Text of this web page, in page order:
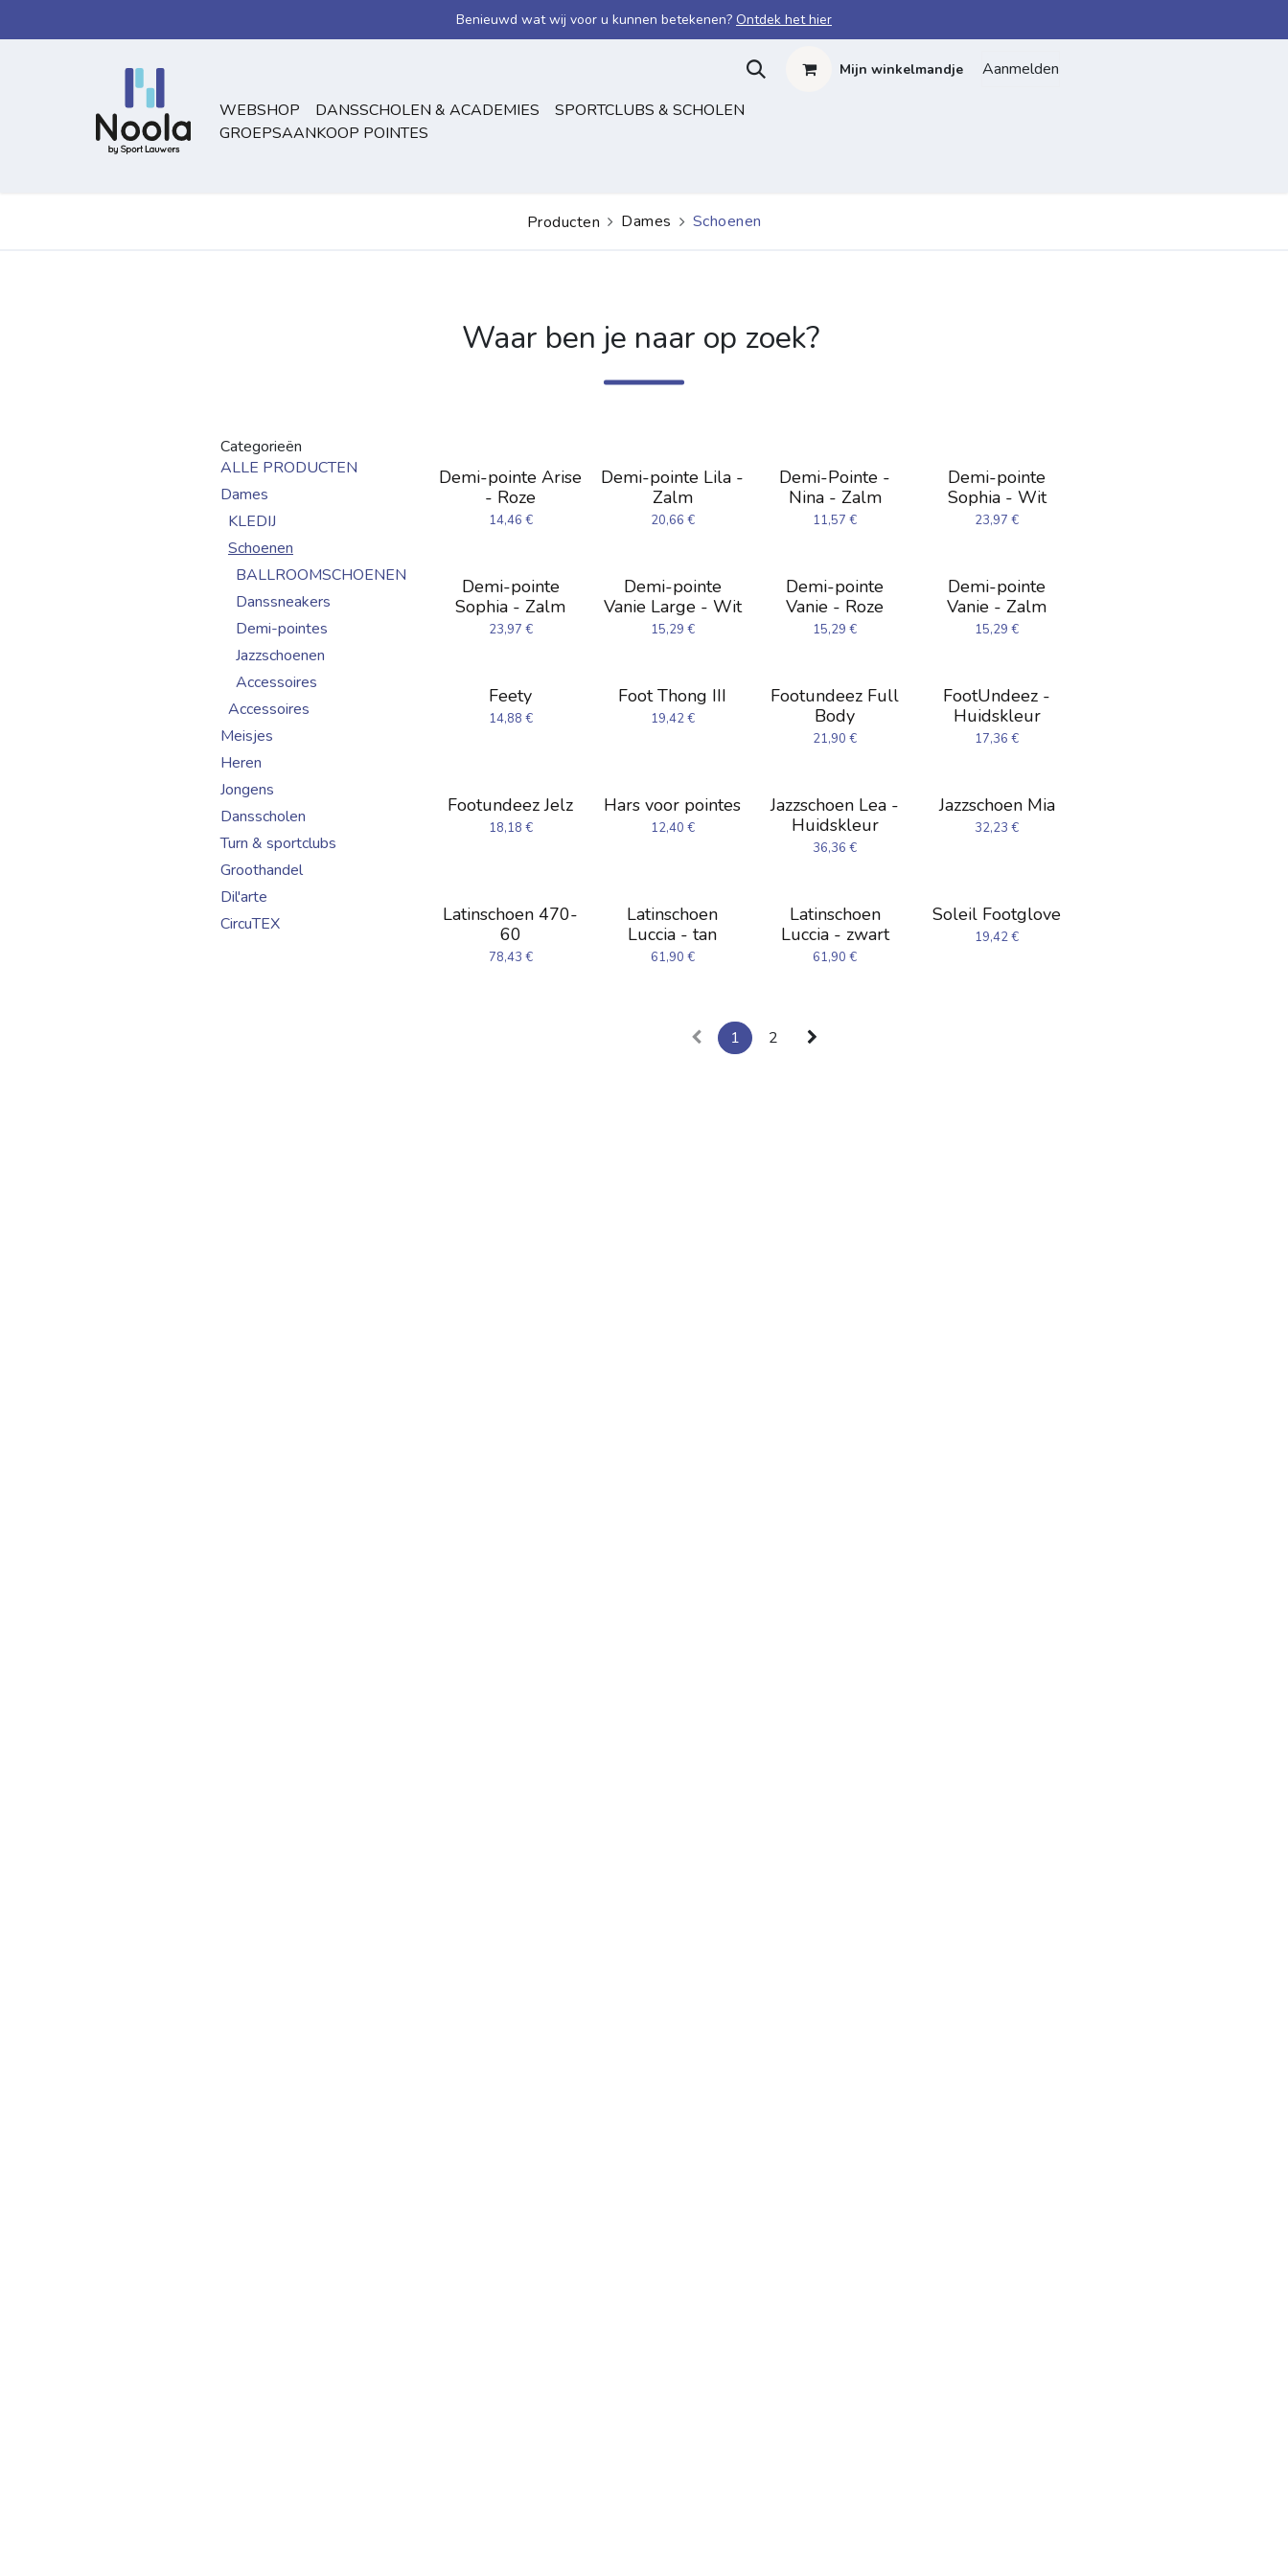
Benieuwd wat wij voor u kunnen betekenen? Ontdek het hier
Mijn winkelmandje
Aanmelden
WEBSHOP
DANSSCHOLEN & ACADEMIES
SPORTCLUBS & SCHOLEN
GROEPSAANKOOP POINTES
Producten Dames Schoenen
Waar ben je naar op zoek?
Categorieën
ALLE PRODUCTEN
Dames
KLEDIJ
Schoenen
BALLROOMSCHOENEN
Danssneakers
Demi-pointes
Jazzschoenen
Accessoires
Accessoires
Meisjes
Heren
Jongens
Dansscholen
Turn & sportclubs
Groothandel
Dil'arte
CircuTEX
Demi-pointe Arise
- Roze
14,46 €
Demi-pointe Lila -
Zalm
20,66 €
Demi-Pointe -
Nina - Zalm
11,57 €
Demi-pointe
Sophia - Wit
23,97 €
Demi-pointe
Sophia - Zalm
23,97 €
Demi-pointe
Vanie Large - Wit
15,29 €
Demi-pointe
Vanie - Roze
15,29 €
Demi-pointe
Vanie - Zalm
15,29 €
Feety
14,88 €
Foot Thong III
19,42€
Footundeez Full
Body
21,90 €
FootUndeez -
Huidskleur
17,36 €
Footundeez Jelz
18,18 €
Hars voor pointes
12,40 €
Jazzschoen Lea -
Huidskleur
36,36 €
Jazzschoen Mia
32,23 €
Latinschoen 470-
60
78,43 €
Latinschoen
Luccia - tan
61,90 €
Latinschoen
Luccia - zwart
61,90 €
Soleil Footglove
19,42€
1 2